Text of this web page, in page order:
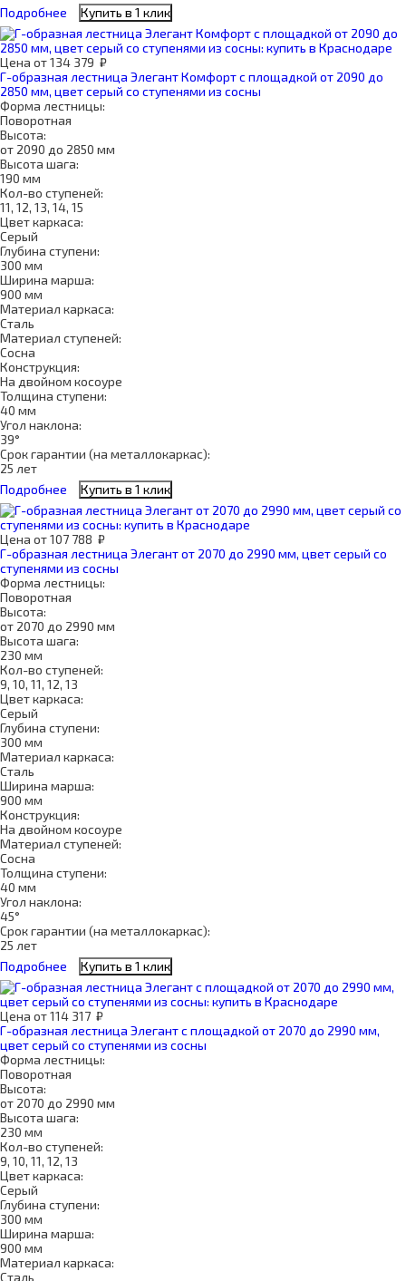
Подробнее
Купить в 1 клик
Цена от134 379 ₽
Г-образная лестница Элегант Комфорт с площадкой от 2090 до
2850 мм, цвет серый со ступенями из сосны
Форма лестницы:
Поворотная
Высота:
от 2090 до 2850 мм
Высота шага:
190 мм
Кол-во ступеней:
11, 12, 13, 14, 15
Цвет каркаса:
Серый
Глубина ступени:
300 мм
Ширина марша:
900 мм
Материал каркаса:
Сталь
Материал ступеней:
Сосна
Конструкция:
На двойном косоуре
Толщина ступени:
40 мм
Угол наклона:
39°
Срок гарантии (на металлокаркас):
25 лет
Подробнее
Купить в 1 клик
Цена от107 788 ₽
Г-образная лестница Элегант от 2070 до 2990 мм, цвет серый со
ступенями из сосны
Форма лестницы:
Поворотная
Высота:
от 2070 до 2990 мм
Высота шага:
230 мм
Кол-во ступеней:
9, 10, 11, 12, 13
Цвет каркаса:
Серый
Глубина ступени:
300 мм
Материал каркаса:
Сталь
Ширина марша:
900 мм
Конструкция:
На двойном косоуре
Материал ступеней:
Сосна
Толщина ступени:
40 мм
Угол наклона:
45°
Срок гарантии (на металлокаркас):
25 лет
Подробнее
Купить в 1 клик
Цена от114 317 ₽
Г-образная лестница Элегант с площадкой от 2070 до 2990 мм,
цвет серый со ступенями из сосны
Форма лестницы:
Поворотная
Высота:
от 2070 до 2990 мм
Высота шага:
230 мм
Кол-во ступеней:
9, 10, 11, 12, 13
Цвет каркаса:
Серый
Глубина ступени:
300 мм
Ширина марша:
900 мм
Материал каркаса:
Сталь